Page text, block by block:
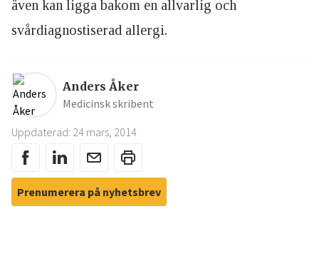
även kan ligga bakom en allvarlig och
svårdiagnostiserad allergi.
Anders Åker
Medicinsk skribent
Uppdaterad: 24 mars, 2014
Prenumerera på nyhetsbrev